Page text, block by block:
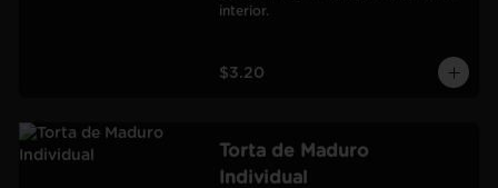
interior.
$3.20
Torta de Maduro
Individual